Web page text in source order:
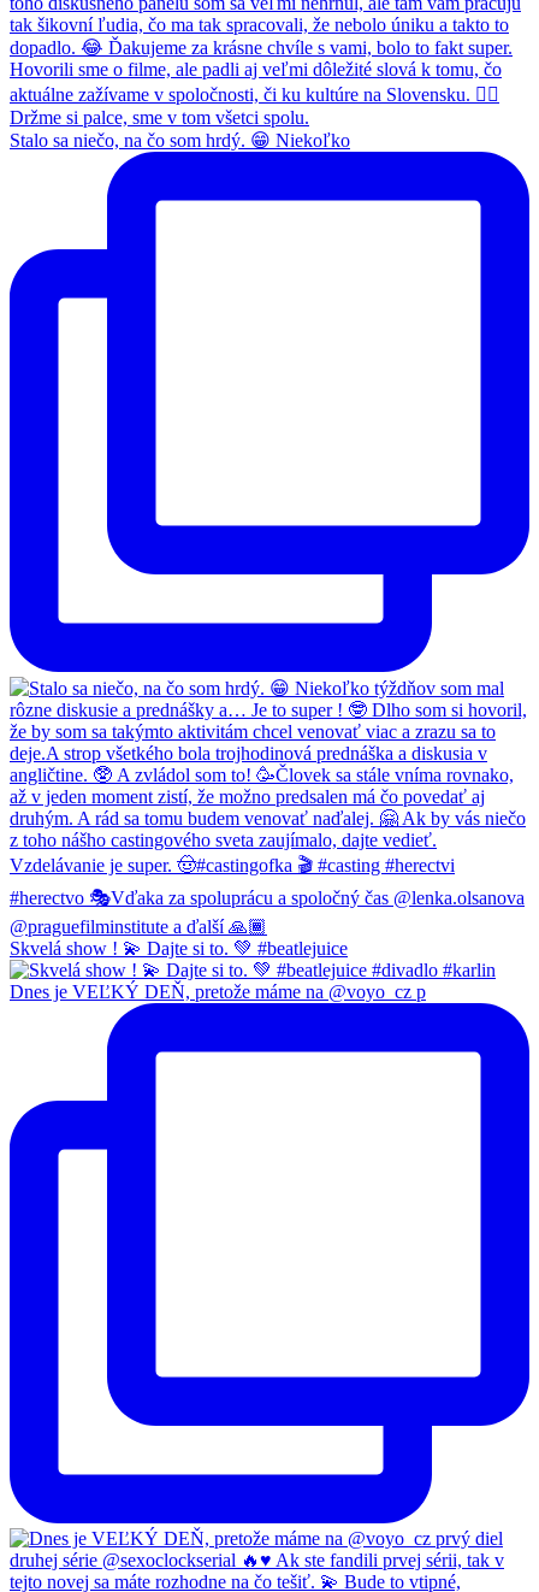
Stalo sa niečo, na čo som hrdý. 😁 Niekoľko
Skvelá show ! 💫 Dajte si to. 💚 #beatlejuice
Dnes je VEĽKÝ DEŇ, pretože máme na @voyo_cz p